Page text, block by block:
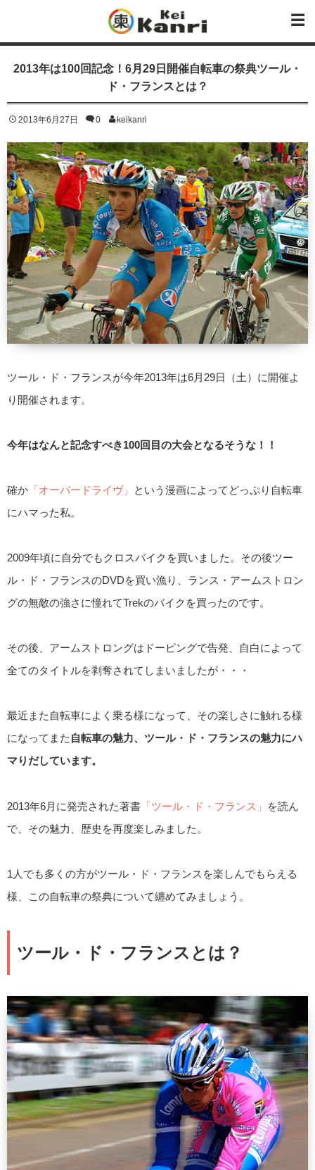
2013年は100回記念！6月29日開催自転車の祭典ツール・
ド・フランスとは？
2013年6月27日 0 keikanri
ツール・ド・フランスが今年2013年は6月29日（土）に開催よ
り開催されます。
今年はなんと記念すべき100回目の大会となるそうな！！
確か 「オーバードライヴ」
という漫画によってどっぷり自転車
にハマった私。
2009年頃に自分でもクロスバイクを買いました。その後ツー
ル・ド・フランスのDVDを買い漁り、ランス・アームストロン
グの無敵の強さに憧れてTrekのバイクを買ったのです。
その後、アームストロングはドーピングで告発、自白によって
全てのタイトルを剥奪されてしまいましたが・・・
最近また自転車によく乗る様になって、その楽しさに触れる様
になってまた 自転車の魅力、ツール・ド・フランスの魅力にハ
マりだしています。
2013年6月に発売された著書 「ツール・ド・フランス」
を読ん
で、その魅力、歴史を再度楽しみました。
1人でも多くの方がツール・ド・フランスを楽しんでもらえる
様、この自転車の祭典について纏めてみましょう。
ツール・ド・フランスとは？